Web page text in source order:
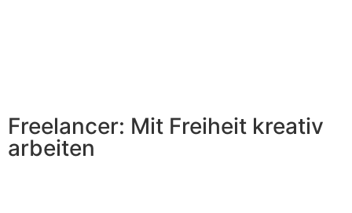
Freelancer: Mit Freiheit kreativ
arbeiten